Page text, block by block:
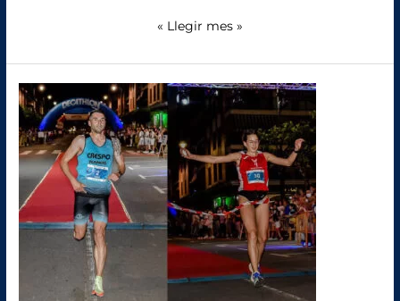
« Llegir mes »
Crespo
i
Ana
Borràs,
guanyadors
de
10K
d’Alzira
al